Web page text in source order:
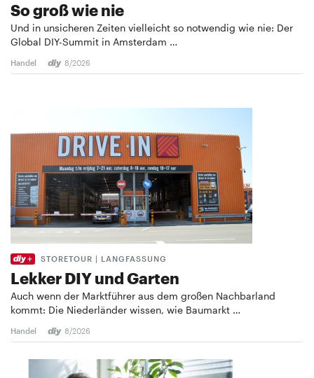
So groß wie nie
Und in unsicheren Zeiten vielleicht so notwendig wie nie: Der
Global DIY-Summit in Amsterdam …
Handel 8/2026
STORETOUR | LANGFASSUNG
Lekker DIY und Garten
Auch wenn der Marktführer aus dem großen Nachbarland
kommt: Die Niederländer wissen, wie Baumarkt …
Handel 8/2026